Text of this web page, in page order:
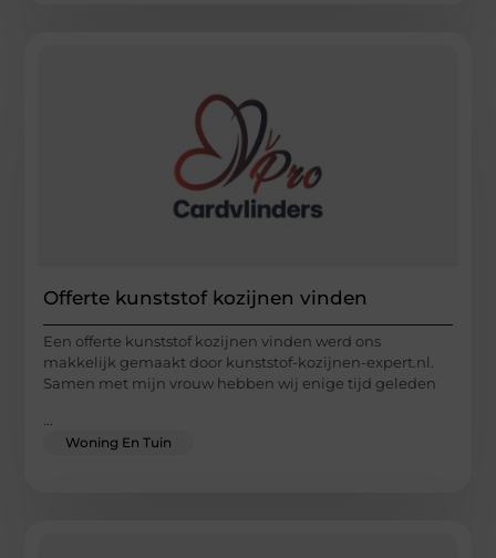
Offerte kunststof kozijnen vinden
Een offerte kunststof kozijnen vinden werd ons
makkelijk gemaakt door kunststof-kozijnen-expert.nl.
Samen met mijn vrouw hebben wij enige tijd geleden
...
Woning En Tuin